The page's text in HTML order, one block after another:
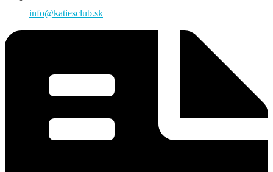
info@katiesclub.sk